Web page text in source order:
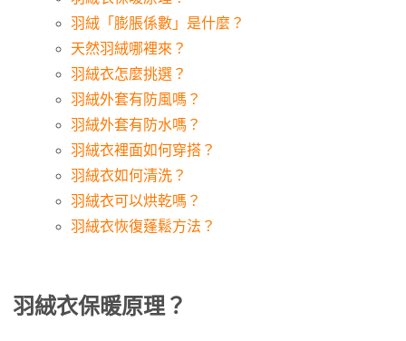
羽絨「膨脹係數」是什麼？
天然羽絨哪裡來？
羽絨衣怎麼挑選？
羽絨外套有防風嗎？
羽絨外套有防水嗎？
羽絨衣裡面如何穿搭？
羽絨衣如何清洗？
羽絨衣可以烘乾嗎？
羽絨衣恢復蓬鬆方法？
羽絨衣保暖原理？